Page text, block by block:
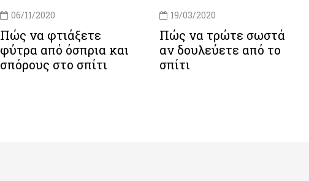
06/11/2020
Πώς να φτιάξετε
φύτρα από όσπρια και
σπόρους στο σπίτι
19/03/2020
Πώς να τρώτε σωστά
αν δουλεύετε από το
σπίτι